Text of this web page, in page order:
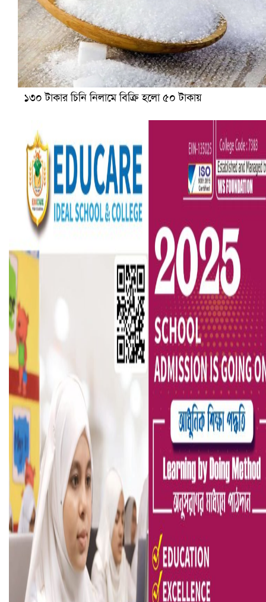
১৩০ টাকার চিনি নিলামে বিক্রি হলো ৫০ টাকায়